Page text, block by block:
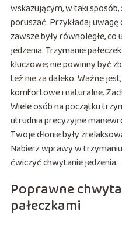
wskazującym, w taki
poruszać. Przykładaj uwagę
zawsze były równoległe,
jedzenia. Trzymanie
kluczowe; nie powinny być
też nie za daleko. Ważne
komfortowe i naturalne.
Wiele osób na początku
utrudnia precyzyjne
Twoje dłonie były
Nabierz wprawy w
ćwiczyć chwytanie jedzenia.
Poprawne
pałeczkami